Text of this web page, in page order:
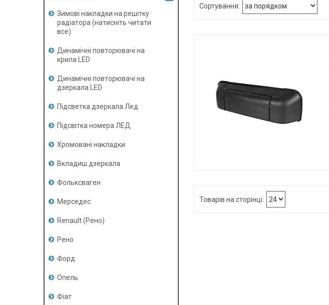
Зимові накладки на решітку
радіатора (натисніть читати
все)
Динамічні повторювачі на
крила LED
Динамічні повторювачі на
дзеркала LED
Підсветка дзеркала Лед
Підсвітка номера ЛЕД
Хромовані накладки
Вкладиш дзеркала
Фольксваген
Мерседес
Renault (Рено)
Рено
Форд
Опель
Фіат